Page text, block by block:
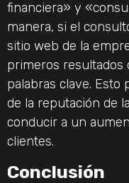
financiera» y
manera, si el
sitio web de la
primeros resultados
palabras clave. Esto
de la reputación de
conducir a un
clientes.
Conclusión